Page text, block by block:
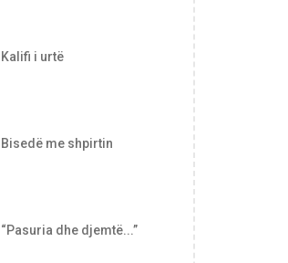
Kalifi i urtë
Bisedë me shpirtin
“Pasuria dhe djemtë...”